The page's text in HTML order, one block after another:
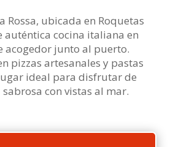
Rossa, ubicada en Roquetas
auténtica cocina italiana en
acogedor junto al puerto.
pizzas artesanales y pastas
ideal para disfrutar de
con vistas al mar.